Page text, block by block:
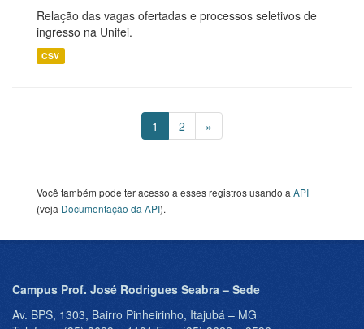
Relação das vagas ofertadas e processos seletivos de
ingresso na Unifei.
CSV
1 2 »
Você também pode ter acesso a esses registros usando a API
(veja Documentação da API).
Campus Prof. José Rodrigues Seabra – Sede
Av. BPS, 1303, Bairro Pinheirinho, Itajubá – MG